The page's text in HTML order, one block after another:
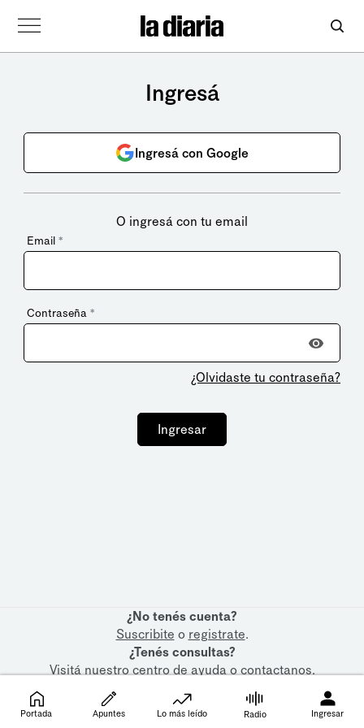
Ingresá
Ingresá con Google
O ingresá con tu email
Email *
Contraseña *
¿Olvidaste tu contraseña?
Ingresar
¿No tenés cuenta?
Suscribite o registrate.
¿Tenés consultas?
Visitá nuestrocentro de ayudaocontactanos.
Portada Apuntes Lo más leído Radio Ingresar